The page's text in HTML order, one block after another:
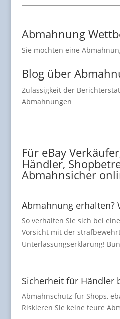
Abmahnung
Sie möchten eine
Blog über
Zulässigkeit der
Abmahnungen
Für eBay
Händler,
Abmahnsicher
Abmahnung erhalten?
So verhalten Sie sich bei
Vorsicht mit der
Unterlassungserklärung!
Sicherheit für Händler
Abmahnschutz für Shops,
Riskieren Sie keine teure